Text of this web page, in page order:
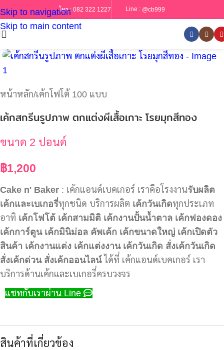
Skip to navigation
Skip to main content
โทร : 082 322 1227 Line : @cb999
หน้าหลัก/เค้กโฟโต้ 100 แบบ
เค้กสกรีนรูปภาพ ตกแต่งผีเสื้อเกาะ โรยมุกสีทอง
ขนาด 2 ปอนด์
฿1,200
Cake n' Baker : เค้กแอนด์เบคเกอร์ เราคือโรงงานรับผลิต
เค้กและเบเกอรี่ทุกชนิด บริการผลิต เค้กวันเกิดทุกประเภท
อาทิ เค้กโฟโต้ เค้กสามมิติ เค้กงานปั้นน้ำตาล เค้กฟองดอง
เค้กการ์ตูน เค้กมินิม่อล คัพเค้ก เค้กขนาดใหญ่ เค้กเปิดตัว
สินค้า เค้กงานแต่ง เค้กแต่งงาน เค้กวันเกิด สั่งเค้กวันเกิด
สั่งเค้กด่วน สั่งเค้กออนไลน์ได้ที่ เค้กแอนด์เบคเกอร์ เรา
บริการด้านเค้กและเบเกอรี่ครบวงจร
แชทกับเราผ่าน Line
สินค้าที่เกี่ยวข้อง